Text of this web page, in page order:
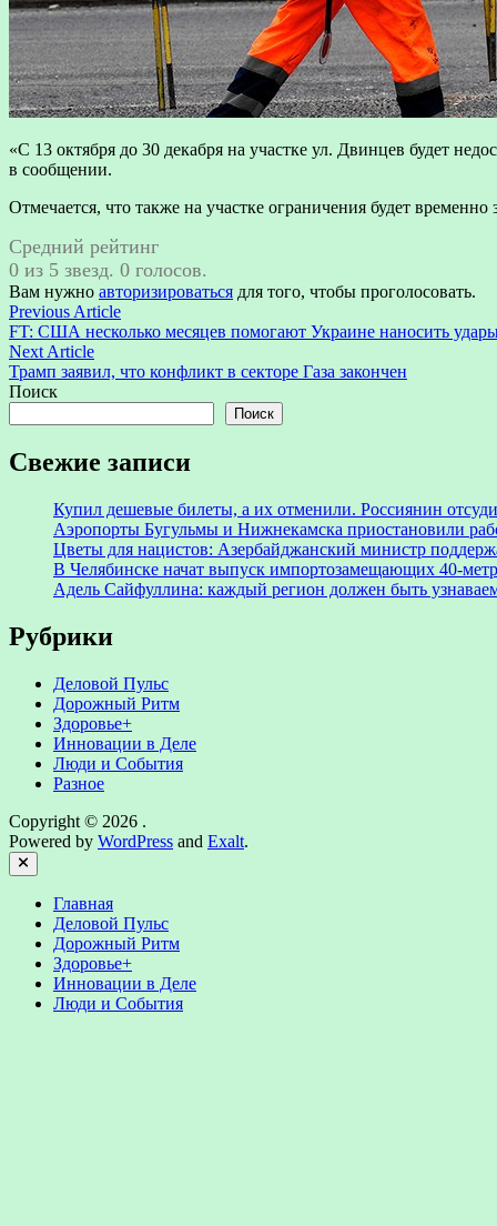
«С 13 октября до 30 декабря на участке ул. Двинцев будет
в сообщении.
Отмечается, что также на участке ограничения будет временно
Средний рейтинг
0 из 5 звезд. 0 голосов.
Вам нужно авторизироваться для того, чтобы проголосовать.
Навигация
по
записям
Previous ArticlePrevious
article:
FT: США несколько месяцев помогают Украине наносить
Next ArticleNext
article:
Трамп заявил, что конфликт в секторе Газа закончен
Поиск
Поиск
Свежие записи
Купил дешевые билеты, а их отменили. Россиянин
Аэропорты Бугульмы и Нижнекамска приостановили
Цветы для нацистов: Азербайджанский министр
В Челябинске начат выпуск импортозамещающих 40-
Адель Сайфуллина: каждый регион должен быть
Рубрики
Деловой Пульс
Дорожный Ритм
Здоровье+
Инновации в Деле
Люди и События
Разное
Copyright © 2026 .
Powered by WordPress and Exalt.
Close
Главная
Деловой Пульс
Дорожный Ритм
Здоровье+
Инновации в Деле
Люди и События